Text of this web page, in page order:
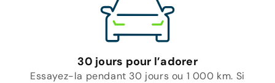
30 jours pour l’adorer
Essayez-la pendant 30 jours ou 1 000 km. Si